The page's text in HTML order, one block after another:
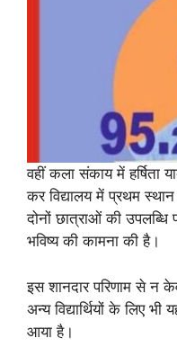
वहीं कला संकाय में हर्षिता
कर विद्यालय में प्रथम स्थान
दोनों छात्राओं की
भविष्य की कामना की है।
इस शानदार परिणाम से न
अन्य विद्यार्थियों के लिए
आया है।